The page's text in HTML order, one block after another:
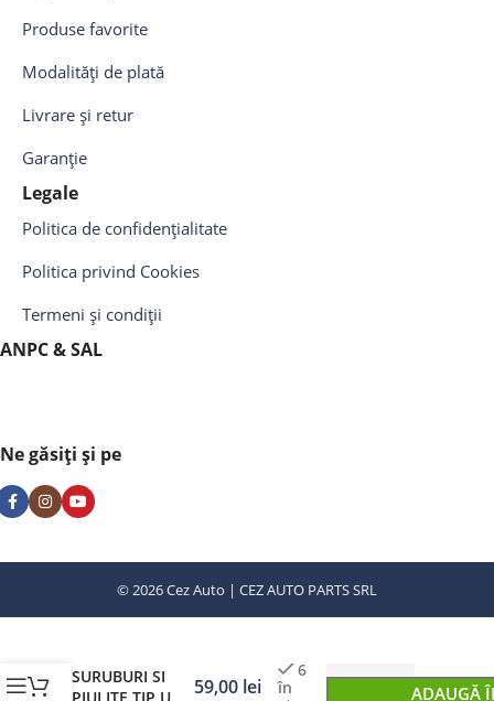
Produse favorite
Modalități de plată
Livrare și retur
Garanție
Legale
Politica de confidențialitate
Politica privind Cookies
Termeni și condiții
ANPC & SAL
Ne găsiți și pe
© 2026 Cez Auto | CEZ AUTO PARTS SRL
SURUBURI SI
59,00 lei
6
în
ADAUGĂ